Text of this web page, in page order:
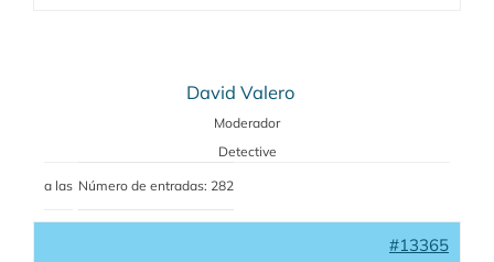
David Valero
Moderador
Detective
a las Número de entradas: 282
#13365